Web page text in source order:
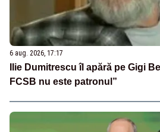
6 aug. 2026, 17:17
Ilie Dumitrescu îl apără pe Gigi
FCSB nu este patronul”